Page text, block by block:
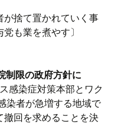
が捨て置かれていく事
も業を煮やす〕
制限の政府方針に
感染症対策本部とワク
染者が急増する地域で
撤回を求めることを決